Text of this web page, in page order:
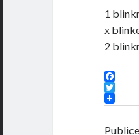
1
x
2
F
a
c
b
T
w
t